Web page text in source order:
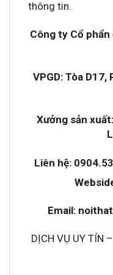
thông tin.
Công ty Cổ
VPGD: Tòa D17,
Xưởng sản
Liên hệ:
Email:
DỊCH VỤ UY TÍN